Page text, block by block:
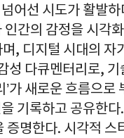
어선 시도가 활발하
간의 감정을 시각
, 디지털 시대의 자
성 다큐멘터리로,
가 새로운 흐름으로
기록하고 공유한
명한다. 시각적 스